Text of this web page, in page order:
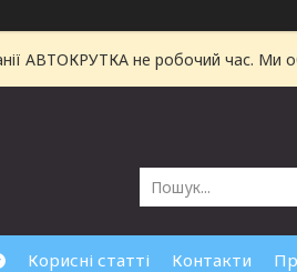
АВТОКРУТКА не робочий час. Ми
Корисні статті Контакти